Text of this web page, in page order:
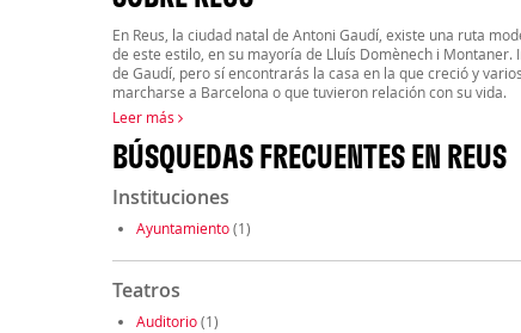
En Reus, la ciudad natal de Antoni Gaudí, existe una ruta
de este estilo, en su mayoría de Lluís Domènech i
de Gaudí, pero sí encontrarás la casa en la que creció y
marcharse a Barcelona o que tuvieron relación con su vida.
Leer más
BÚSQUEDAS FRECUENTES EN REUS
Instituciones
Ayuntamiento(1)
Teatros
Auditorio(1)